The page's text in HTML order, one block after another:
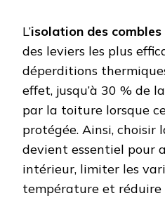
L’isolation des
des leviers les plus
déperditions
effet, jusqu’à 30 % de
par la toiture lorsque
protégée. Ainsi, choisir
devient essentiel pour
intérieur, limiter les
température et